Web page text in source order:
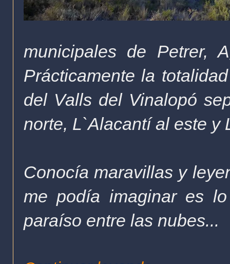
municipales de Petrer,
Prácticamente la
del Valls del Vinalopó
norte, L`Alacantí al este y
Conocía maravillas y
me podía imaginar es
paraíso entre las nubes...